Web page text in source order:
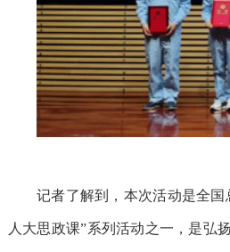
记者了解到，本次活动是全
人大思政课”系列活动之一，是弘